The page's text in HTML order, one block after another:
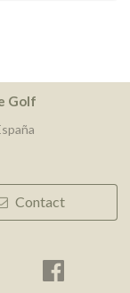
Golf
Contact